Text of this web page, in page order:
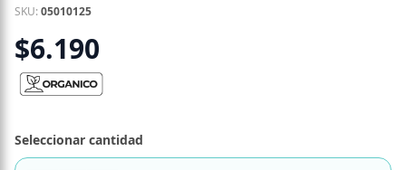
SKU:05010125
$6.190
Seleccionar cantidad